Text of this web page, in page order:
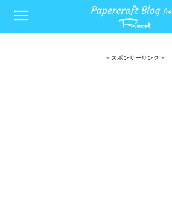
- スポンサーリンク -